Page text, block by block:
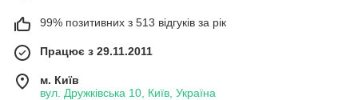
99% позитивних з 513 відгуків за рік
Працює з 29.11.2011
м. Київ
вул. Дружківська 10, Київ, Україна